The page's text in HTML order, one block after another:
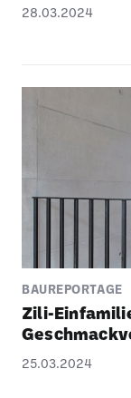
28.03.2024
BAUREPORTAGE
Zili-
25.03.2024